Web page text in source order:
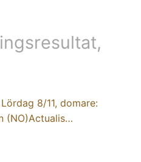
8/11, domare:
(NO)Actualis…